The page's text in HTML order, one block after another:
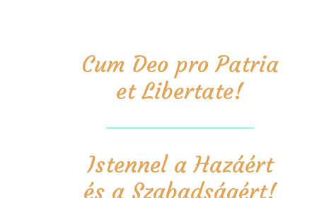
Cum Deo pro Patria
et Libertate!
Istennel a Hazáért
és a Szabadságért!